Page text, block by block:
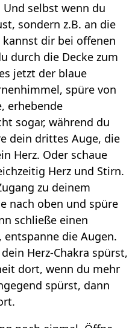
selbst wenn du
sondern z.B. an die
kannst dir bei offenen
durch die Decke zum
jetzt der blaue
spüre von
erhebende
sogar, während du
dein drittes Auge, die
Herz. Oder schaue
Herz und Stirn.
zu deinem
nach oben und spüre
schließe einen
die Augen.
Herz-Chakra spürst,
dort, wenn du mehr
spürst, dann